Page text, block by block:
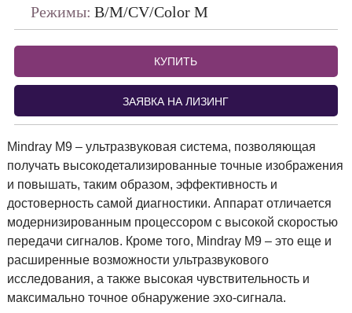
Режимы: B/M/CV/Color M
КУПИТЬ
ЗАЯВКА НА ЛИЗИНГ
Mindray M9 – ультразвуковая система, позволяющая
получать высокодетализированные точные изображения
и повышать, таким образом, эффективность и
достоверность самой диагностики. Аппарат отличается
модернизированным процессором с высокой скоростью
передачи сигналов. Кроме того, Mindray M9 – это еще и
расширенные возможности ультразвукового
исследования, а также высокая чувствительность и
максимально точное обнаружение эхо-сигнала.